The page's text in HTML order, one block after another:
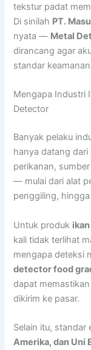
tekstur padat
Di sinilah PT.
nyata — Metal
dirancang agar
standar
Mengapa Industri
Detector
Banyak pelaku
hanya datang
perikanan,
— mulai dari alat
penggiling,
Untuk produk
kali tidak terlihat
mengapa deteksi
detector food
dapat
dikirim ke pasar.
Selain itu,
Amerika, dan Uni